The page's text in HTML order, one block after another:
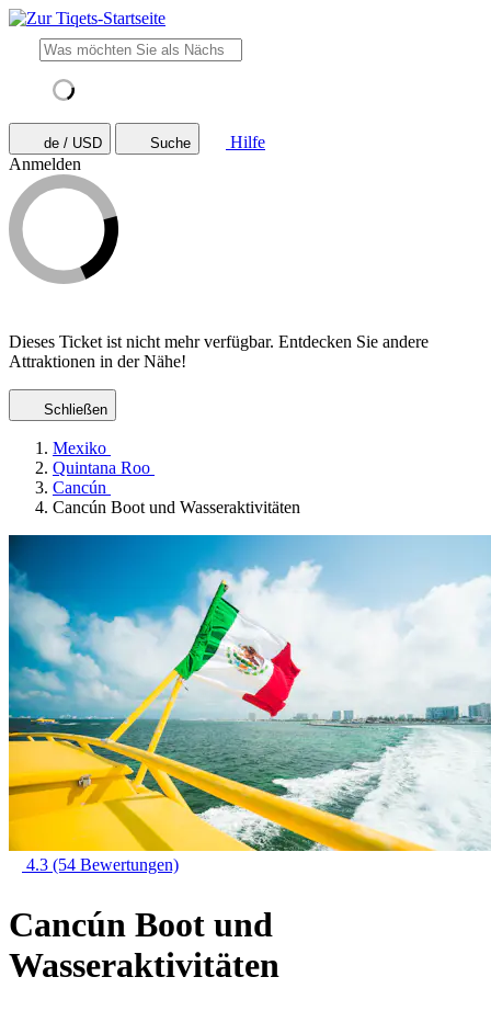
de / USD Suche
Hilfe
Anmelden
Dieses Ticket ist nicht mehr verfügbar. Entdecken Sie andere
Attraktionen in der Nähe!
Schließen
Mexiko
Quintana Roo
Cancún
Cancún Boot und Wasseraktivitäten
4.3 (54 Bewertungen)
Cancún Boot und
Wasseraktivitäten